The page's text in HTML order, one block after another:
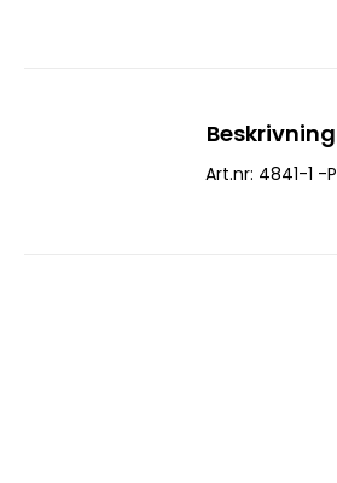
Beskrivning
Art.nr: 4841-1 -P